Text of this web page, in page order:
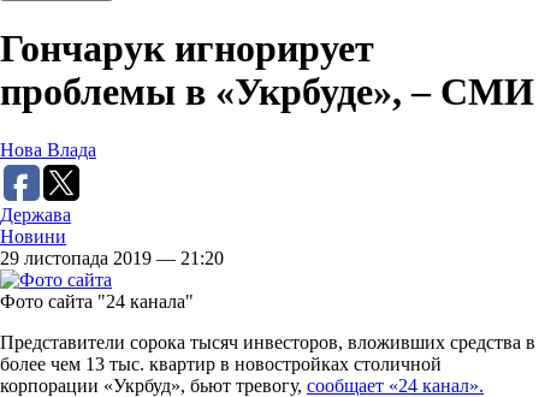
Гончарук игнорирует
проблемы в «Укрбуде», – СМИ
Нова Влада
Держава
Новини
29 листопада 2019 — 21:20
Фото сайта "24 канала"
Представители сорока тысяч инвесторов, вложивших средства в
более чем 13 тыс. квартир в новостройках столичной
корпорации «Укрбуд», бьют тревогу, сообщает «24 канал».